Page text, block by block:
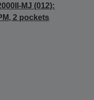
MJ (012):
2 pockets